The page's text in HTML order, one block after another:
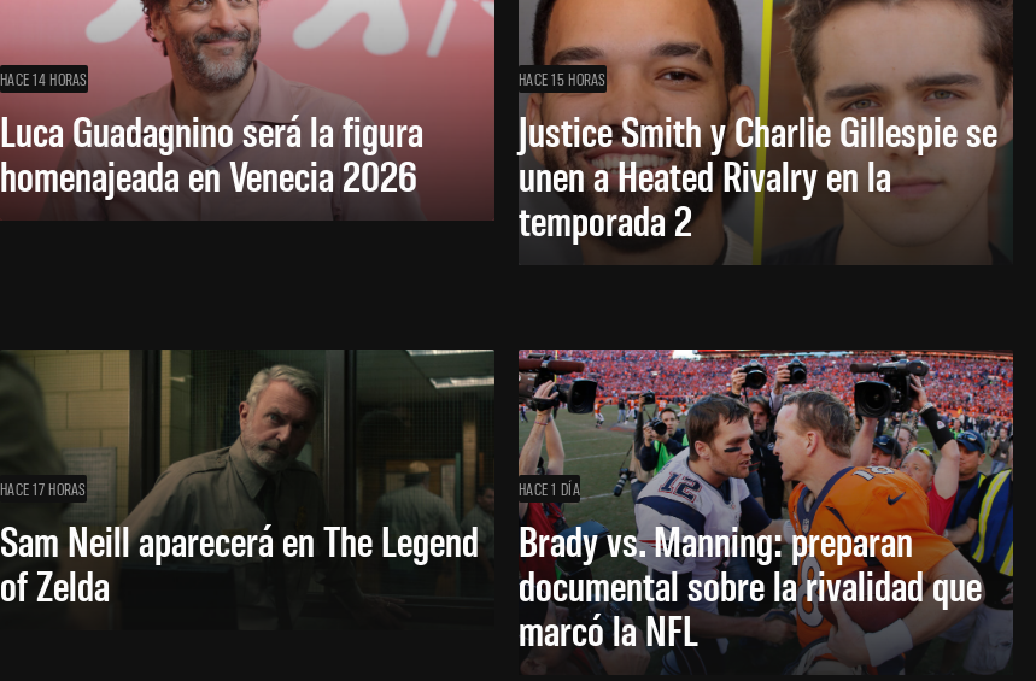
HACE 14 HORAS
Luca Guadagnino será la figura
homenajeada en Venecia 2026
HACE 15 HORAS
Justice Smith y Charlie Gillespie se
unen a Heated Rivalry en la
temporada 2
HACE 17 HORAS
Sam Neill aparecerá en The Legend
of Zelda
HACE 1 DÍA
Brady vs. Manning: preparan
documental sobre la rivalidad que
marcó la NFL